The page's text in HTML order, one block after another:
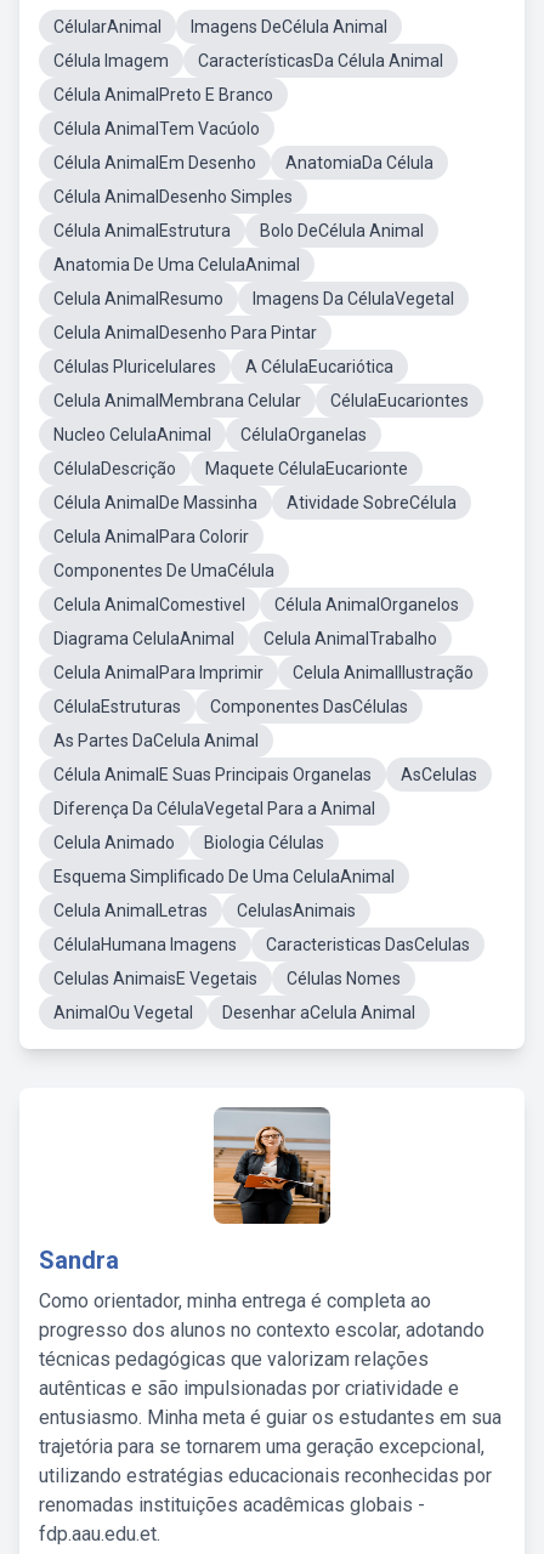
CélularAnimal
Imagens DeCélula Animal
Célula Imagem
CaracterísticasDa Célula Animal
Célula AnimalPreto E Branco
Célula AnimalTem Vacúolo
Célula AnimalEm Desenho
AnatomiaDa Célula
Célula AnimalDesenho Simples
Célula AnimalEstrutura
Bolo DeCélula Animal
Anatomia De Uma CelulaAnimal
Celula AnimalResumo
Imagens Da CélulaVegetal
Celula AnimalDesenho Para Pintar
Células Pluricelulares
A CélulaEucariótica
Celula AnimalMembrana Celular
CélulaEucariontes
Nucleo CelulaAnimal
CélulaOrganelas
CélulaDescrição
Maquete CélulaEucarionte
Célula AnimalDe Massinha
Atividade SobreCélula
Celula AnimalPara Colorir
Componentes De UmaCélula
Celula AnimalComestivel
Célula AnimalOrganelos
Diagrama CelulaAnimal
Celula AnimalTrabalho
Celula AnimalPara Imprimir
Celula AnimalIlustração
CélulaEstruturas
Componentes DasCélulas
As Partes DaCelula Animal
Célula AnimalE Suas Principais Organelas
AsCelulas
Diferença Da CélulaVegetal Para a Animal
Celula Animado
Biologia Células
Esquema Simplificado De Uma CelulaAnimal
Celula AnimalLetras
CelulasAnimais
CélulaHumana Imagens
Caracteristicas DasCelulas
Celulas AnimaisE Vegetais
Células Nomes
AnimalOu Vegetal
Desenhar aCelula Animal
Sandra
Como orientador, minha entrega é completa ao
progresso dos alunos no contexto escolar, adotando
técnicas pedagógicas que valorizam relações
autênticas e são impulsionadas por criatividade e
entusiasmo. Minha meta é guiar os estudantes em sua
trajetória para se tornarem uma geração excepcional,
utilizando estratégias educacionais reconhecidas por
renomadas instituições acadêmicas globais -
fdp.aau.edu.et.